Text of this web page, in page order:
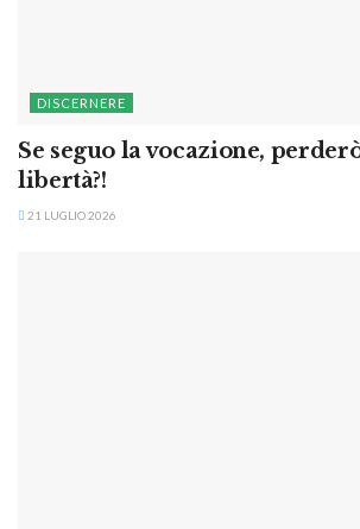
DISCERNERE
Se seguo la vocazione,
libertà?!
21 LUGLIO 2026